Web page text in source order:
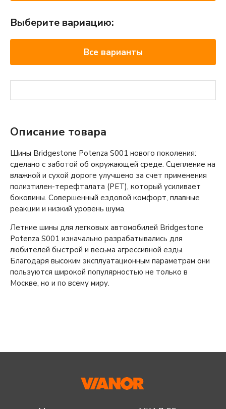
Выберите вариацию:
Все варианты
Описание товара
Шины Bridgestone Potenza S001 нового поколения:
сделано с заботой об окружающей среде. Сцепление на
влажной и сухой дороге улучшено за счет применения
полиэтилен-терефталата (PET), который усиливает
боковины. Совершенный ездовой комфорт, плавные
реакции и низкий уровень шума.
Летние шины для легковых автомобилей Bridgestone
Potenza S001 изначально разрабатывались для
любителей быстрой и весьма агрессивной езды.
Благодаря высоким эксплуатационным параметрам они
пользуются широкой популярностью не только в
Москве, но и по всему миру.